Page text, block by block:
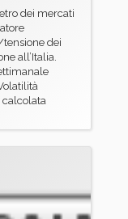
dei mercati
dei
all’Italia.